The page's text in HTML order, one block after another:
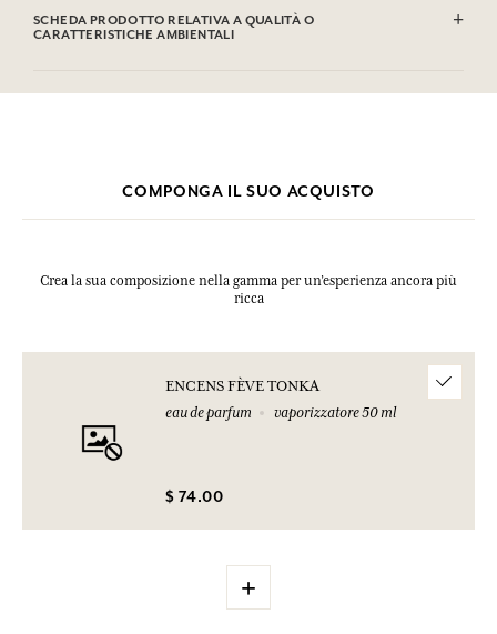
Limonene, Benzyl Benzoate, Linalool, Coumarin, Eugenol, Geraniol,
Citronellol, Benzyl Alcohol, Isoeugenol, Citral, Benzyl Salicylate.
SCHEDA PRODOTTO RELATIVA A QUALITÀ O
CARATTERISTICHE AMBIENTALI
Si prega di consultare le qualità o le caratteristiche ambientali
COMPONGA IL SUO ACQUISTO
Crea la sua composizione nella gamma per un’esperienza ancora più
ricca
ENCENS FÈVE TONKA
eau de parfum
vaporizzatore 50 ml
$ 74.00
+